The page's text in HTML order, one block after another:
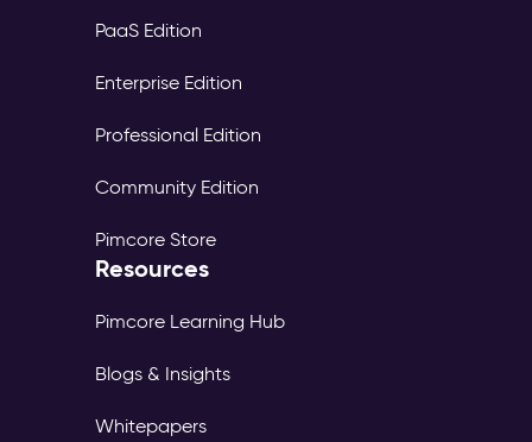
PaaS Edition
Enterprise Edition
Professional Edition
Community Edition
Pimcore Store
Resources
Pimcore Learning Hub
Blogs & Insights
Whitepapers